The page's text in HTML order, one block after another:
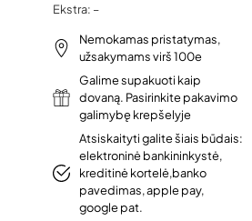
Ekstra: –
Nemokamas pristatymas,
užsakymams virš 100e
Galime supakuoti kaip
dovaną. Pasirinkite pakavimo
galimybę krepšelyje
Atsiskaityti galite šiais būdais:
elektroninė bankininkystė,
kreditinė kortelė,banko
pavedimas, apple pay,
google pat.